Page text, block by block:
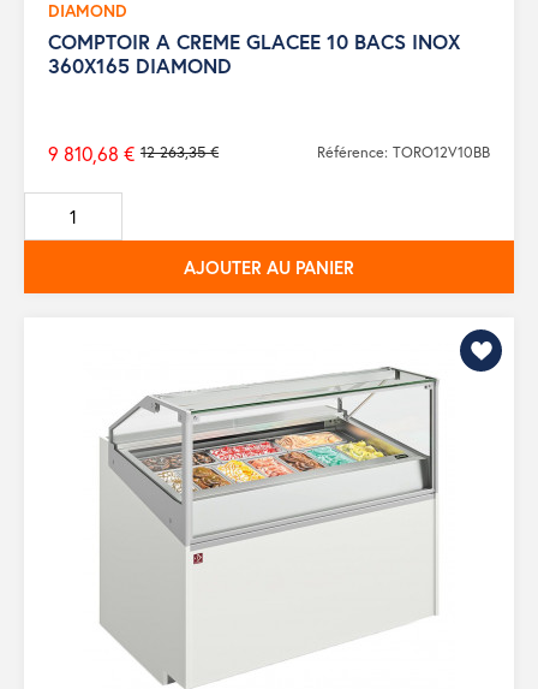
DIAMOND
COMPTOIR A CREME GLACEE 10 BACS INOX
360X165 DIAMOND
Prix
de
base
12 263,35 €
9 810,68 € Référence: TORO12V10BB
AJOUTER AU PANIER